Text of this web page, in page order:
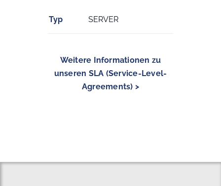
Typ SERVER
Weitere Informationen zu
unseren SLA (Service-Level-
Agreements) >